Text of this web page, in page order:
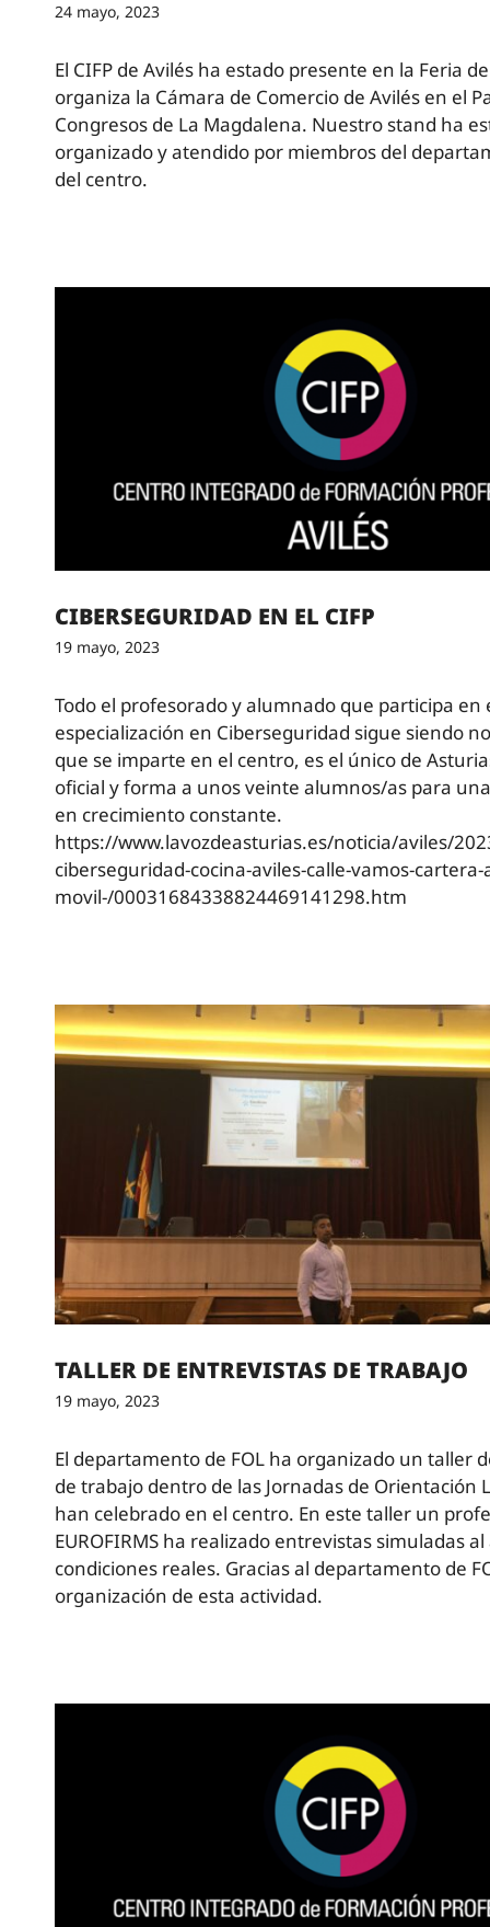
24 mayo, 2023
El CIFP de Avilés ha estado presente en la Feria
organiza la Cámara de Comercio de Avilés en el
Congresos de La Magdalena. Nuestro stand ha
organizado y atendido por miembros del
del centro.
CIBERSEGURIDAD EN EL CIFP
19 mayo, 2023
Todo el profesorado y alumnado que participa en
especialización en Ciberseguridad sigue siendo
que se imparte en el centro, es el único de
oficial y forma a unos veinte alumnos/as para
en crecimiento constante.
https://www.lavozdeasturias.es/noticia/aviles/
ciberseguridad-cocina-aviles-calle-vamos-
movil-/00031684338824469141298.htm
TALLER DE ENTREVISTAS DE TRABAJO
19 mayo, 2023
El departamento de FOL ha organizado un taller
de trabajo dentro de las Jornadas de Orientación
han celebrado en el centro. En este taller un
EUROFIRMS ha realizado entrevistas simuladas
condiciones reales. Gracias al departamento de
organización de esta actividad.